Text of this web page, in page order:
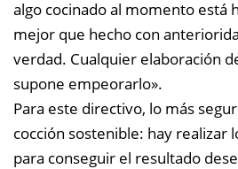
algo cocinado al momento está
mejor que hecho con
verdad. Cualquier elaboración
supone empeorarlo».
Para este directivo, lo más
cocción sostenible: hay realizar
para conseguir el resultado